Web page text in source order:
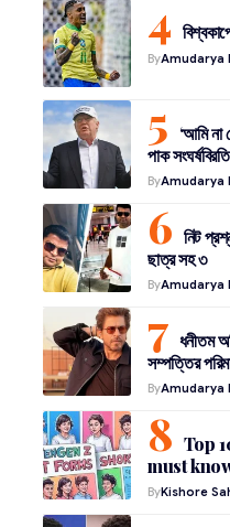
ByAmudarya
‘আমি না
পাক
ByAmudarya
নিট
ছাত্র সহ ৩
ByAmudarya
ধনীতম
সম্পত্তির
ByAmudarya
Top
must
ByKishore